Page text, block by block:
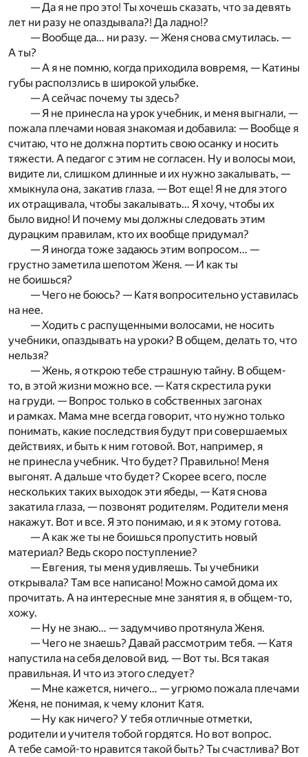
— Да я не про это! Ты хочешь сказать, что за девять
лет ни разу не опаздывала?! Да ладно!?
— Вообще да… ни разу. — Женя снова смутилась. —
А ты?
— А я не помню, когда приходила вовремя, — Катины
губы расползлись в широкой улыбке.
— А сейчас почему ты здесь?
— Я не принесла на урок учебник, и меня выгнали, —
пожала плечами новая знакомая и добавила: — Вообще я
считаю, что не должна портить свою осанку и носить
тяжести. А педагог с этим не согласен. Ну и волосы мои,
видите ли, слишком длинные и их нужно закалывать, —
хмыкнула она, закатив глаза. — Вот еще! Я не для этого
их отращивала, чтобы закалывать… Я хочу, чтобы их
было видно! И почему мы должны следовать этим
дурацким правилам, кто их вообще придумал?
— Я иногда тоже задаюсь этим вопросом… —
грустно заметила шепотом Женя. — И как ты
не боишься?
— Чего не боюсь? — Катя вопросительно уставилась
на нее.
— Ходить с распущенными волосами, не носить
учебники, опаздывать на уроки? В общем, делать то, что
нельзя?
— Жень, я открою тебе страшную тайну. В общем-
то, в этой жизни можно все. — Катя скрестила руки
на груди. — Вопрос только в собственных загонах
и рамках. Мама мне всегда говорит, что нужно только
понимать, какие последствия будут при совершаемых
действиях, и быть к ним готовой. Вот, например, я
не принесла учебник. Что будет? Правильно! Меня
выгонят. А дальше что будет? Скорее всего, после
нескольких таких выходок эти ябеды, — Катя снова
закатила глаза, — позвонят родителям. Родители меня
накажут. Вот и все. Я это понимаю, и я к этому готова.
— А как же ты не боишься пропустить новый
материал? Ведь скоро поступление?
— Евгения, ты меня удивляешь. Ты учебники
открывала? Там все написано! Можно самой дома их
прочитать. А на интересные мне занятия я, в общем-то,
хожу.
— Ну не знаю… — задумчиво протянула Женя.
— Чего не знаешь? Давай рассмотрим тебя. — Катя
напустила на себя деловой вид. — Вот ты. Вся такая
правильная. И что из этого следует?
— Мне кажется, ничего… — угрюмо пожала плечами
Женя, не понимая, к чему клонит Катя.
— Ну как ничего? У тебя отличные отметки,
родители и учителя тобой гордятся. Но вот вопрос.
А тебе самой-то нравится такой быть? Ты счастлива? Вот